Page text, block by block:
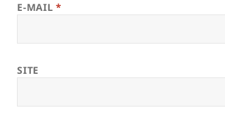
E-MAIL *
SITE